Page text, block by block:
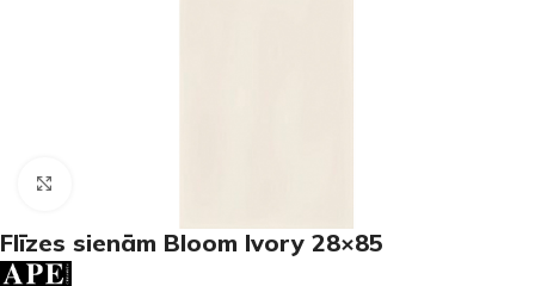
Flīzes sienām Bloom Ivory 28×85